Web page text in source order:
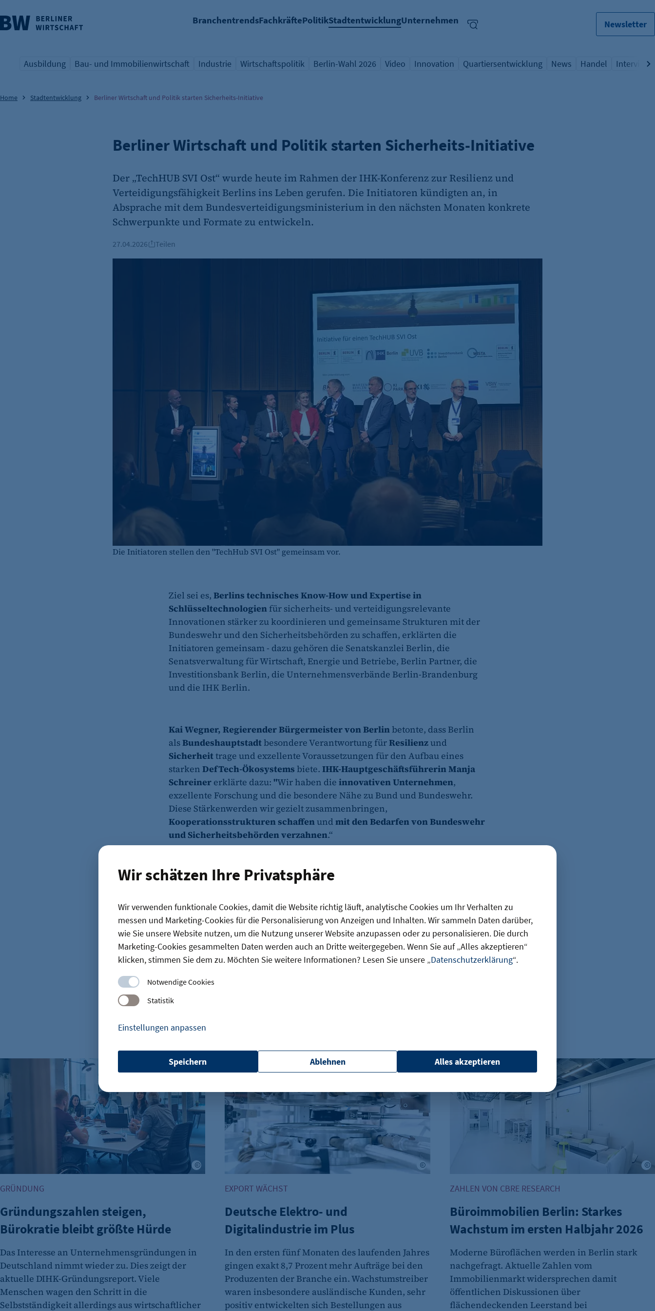
Wir schätzen Ihre Privatsphäre
Wir verwenden funktionale Cookies, damit die Website richtig läuft, analytische Cookies um Ihr Verhalten zu
messen und Marketing-Cookies für die Personalisierung von Anzeigen und Inhalten. Wir sammeln Daten darüber,
wie Sie unsere Website nutzen, um die Nutzung unserer Website anzupassen oder zu personalisieren. Die durch
Marketing-Cookies gesammelten Daten werden auch an Dritte weitergegeben. Wenn Sie auf „Alles akzeptieren“
klicken, stimmen Sie dem zu. Möchten Sie weitere Informationen? Lesen Sie unsere „Datenschutzerklärung“.
Notwendige Cookies
Statistik
Einstellungen anpassen
etracker Sitzungs-Cookie
Name:
et_oi_v2
Anbieter:
etracker GmbH
Zweck:
Opt-In Cookie speichert die Entscheidung des Besuchers, wenn auf der Seite des
Kunden das Tracking Opt-In ausgespielt wird. Wird auch für ein eventuelles Opt-
Out verwendet.
Cookie Laufzeit:
"no" - 50 Jahre "yes" - 480 Tage
Name:
fe_typo_user
Anbieter:
CMS TYPO3
oder Formularen). Wird auch bei Caching zur Identifizierung verwendet.
Cookie Laufzeit:
Session
Cookie Consent
Alles akzeptieren
Ablehnen
Speichern
BranchentrendsFachkräftePolitikStadtentwicklungUnternehmen Newsletter
überspringen
Übersicht Schlagwort
Ausbildung
Übersicht Schlagwort
Bau- und Immobilienwirtschaft
Übersicht Schlagwort
Industrie
Übersicht Schlagwort
Wirtschaftspolitik
Übersicht Schlagwort
Berlin-Wahl 2026
Übersicht Schlagwort
Video
Übersicht Schlagwort
Innovation
Übersicht Schlagwort
Quartiersentwicklung
Übersicht Schlagwort
News
Übersicht
Handel
Übersicht
Interview
Home Stadtentwicklung Berliner Wirtschaft und Politik starten Sicherheits-Initiative
Berliner Wirtschaft und Politik starten Sicherheits-Initiative
Der „TechHUB SVI Ost“ wurde heute im Rahmen der IHK-Konferenz zur Resilienz und
Verteidigungsfähigkeit Berlins ins Leben gerufen. Die Initiatoren kündigten an, in
Absprache mit dem Bundesverteidigungsministerium in den nächsten Monaten konkrete
Schwerpunkte und Formate zu entwickeln.
27.04.2026 Teilen
Die Initiatoren stellen den "TechHub SVI Ost" gemeinsam vor.
Ziel sei es, Berlins technisches Know-How und Expertise in
Schlüsseltechnologien für sicherheits- und verteidigungsrelevante
Innovationen stärker zu koordinieren und gemeinsame Strukturen mit der
Bundeswehr und den Sicherheitsbehörden zu schaffen, erklärten die
Initiatoren gemeinsam - dazu gehören die Senatskanzlei Berlin, die
Senatsverwaltung für Wirtschaft, Energie und Betriebe, Berlin Partner, die
Investitionsbank Berlin, die Unternehmensverbände Berlin-Brandenburg
und die IHK Berlin.
Kai Wegner, Regierender Bürgermeister von Berlin betonte, dass Berlin
alsBundeshauptstadt besondere Verantwortung fürResilienzund
Sicherheittrage und exzellente Voraussetzungen für den Aufbau eines
starken DefTech-Ökosystems biete. IHK-Hauptgeschäftsführerin Manja
Schreiner erklärte dazu: "Wir haben die innovativen Unternehmen,
exzellente Forschung und die besondere Nähe zu Bund und Bundeswehr.
Diese Stärkenwerden wir gezielt zusammenbringen,
Kooperationsstrukturen schaffenundmit den Bedarfen von Bundeswehr
und Sicherheitsbehörden verzahnen.“
Startseite Teilen
News
Gründungszahlen steigen, Bürokratie bleibt größte Hürde
GRÜNDUNG
Gründungszahlen steigen,
Bürokratie bleibt größte Hürde
Das Interesse an Unternehmensgründungen in
Deutschland nimmt wieder zu. Dies zeigt der
aktuelle DIHK-Gründungsreport. Viele
Menschen wagen den Schritt in die
Selbstständigkeit allerdings aus wirtschaftlicher
Deutsche Elektro- und Digitalindustrie im Plus
EXPORT WÄCHST
Deutsche Elektro- und
Digitalindustrie im Plus
In den ersten fünf Monaten des laufenden Jahres
gingen exakt 8,7 Prozent mehr Aufträge bei den
Produzenten der Branche ein. Wachstumstreiber
waren insbesondere ausländische Kunden, sehr
positiv entwickelten sich Bestellungen aus
Büroimmobilien Berlin: Starkes Wachstum im ersten
ZAHLEN VON CBRE RESEARCH
Büroimmobilien Berlin: Starkes
Wachstum im ersten Halbjahr 2026
Moderne Büroflächen werden in Berlin stark
nachgefragt. Aktuelle Zahlen vom
Immobilienmarkt widersprechen damit
öffentlichen Diskussionen über
flächendeckenden Leerstand bei